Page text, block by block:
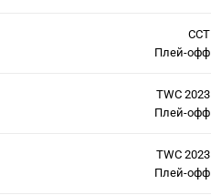
CCT
Плей-офф
TWC 2023
Плей-офф
TWC 2023
Плей-офф